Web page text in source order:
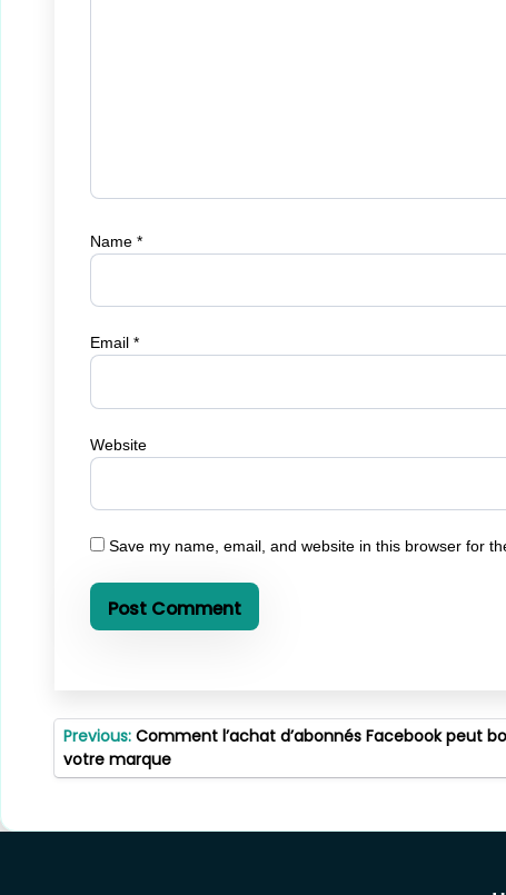
Name *
Email *
Website
Save my name, email, and website in this browser for
Post
navigation
Previous: Comment l’achat d’abonnés Facebook peut
votre marque